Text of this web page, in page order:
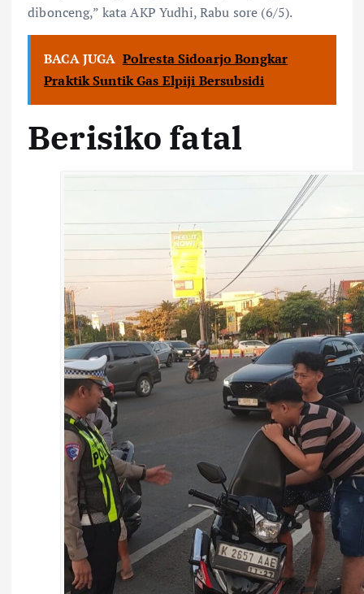
dibonceng,” kata AKP Yudhi, Rabu sore (6/5).
BACA JUGA Polresta Sidoarjo Bongkar
Praktik Suntik Gas Elpiji Bersubsidi
Berisiko fatal